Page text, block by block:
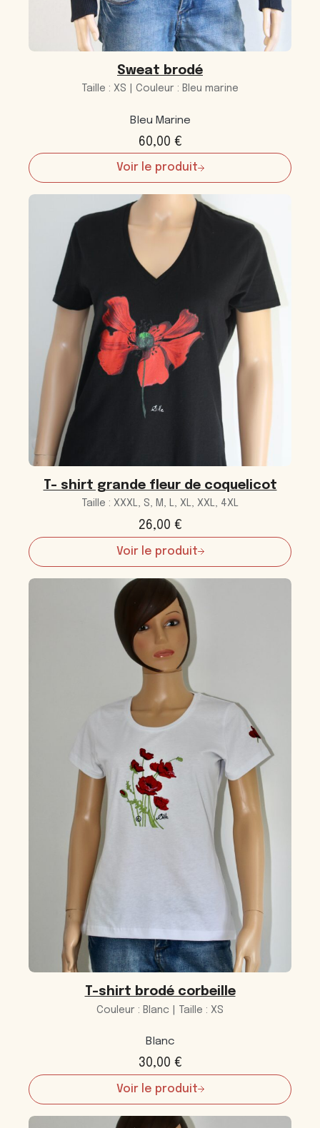
Sweat brodé
Taille : XS | Couleur : Bleu marine
Bleu Marine
60,00 €
Voir le produit
:
Sweat
brodé
T- shirt grande fleur de coquelicot
Taille : XXXL, S, M, L, XL, XXL, 4XL
26,00 €
Voir le produit
:
T-
shirt
grande
fleur
de
coquelicot
T-shirt brodé corbeille
Couleur : Blanc | Taille : XS
Blanc
30,00 €
Voir le produit
:
T-
shirt